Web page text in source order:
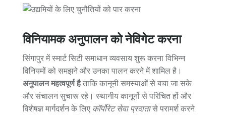
विनियामक अनुपालन को नेविगेट करना
सिंगापुर में स्मार्ट सिटी समाधान व्यवसाय शुरू करना विभिन्न
विनियमों को समझने और उनका पालन करने में शामिल है।
अनुपालन महत्वपूर्ण हैताकि कानूनी समस्याओं से बचा जा सके
और संचालन सुचारू रहे। स्थानीय कानूनों से परिचित हों और
विशेषज्ञ मार्गदर्शन के लिए कॉर्पोरेट सेवा प्रदातासे परामर्श करने